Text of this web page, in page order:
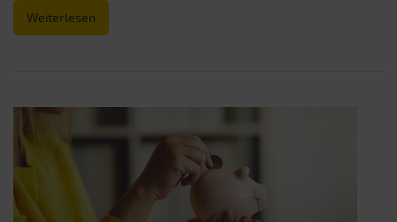
Weiterlesen